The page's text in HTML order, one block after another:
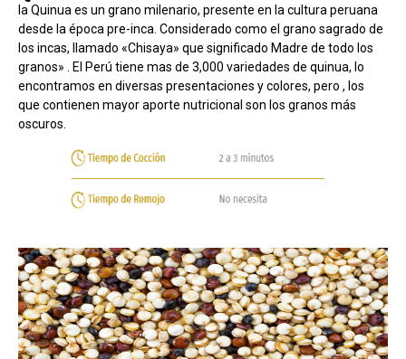
la Quinua es un grano milenario, presente en la cultura peruana
desde la época pre-inca. Considerado como el grano sagrado de
los incas, llamado «Chisaya» que significado Madre de todo los
granos» . El Perú tiene mas de 3,000 variedades de quinua, lo
encontramos en diversas presentaciones y colores, pero , los
que contienen mayor aporte nutricional son los granos más
oscuros.